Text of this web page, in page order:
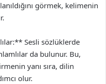
görmek, kelimenin
Sesli sözlüklerde
da bulunur. Bu,
yanı sıra, dilin
olur.